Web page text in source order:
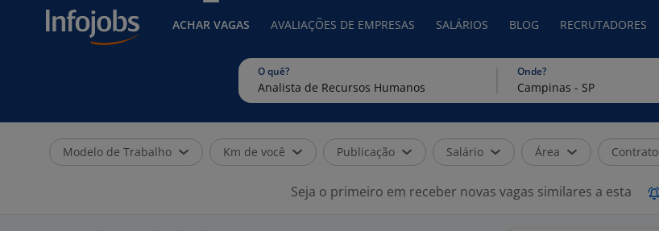
ACHAR VAGAS AVALIAÇÕES DE EMPRESAS SALÁRIOS BLOG RECRUTADORES
O quê? Onde?
Modelo de Trabalho Km de você Publicação Salário Área Contrato
Seja o primeiro em receber novas vagas similares a esta